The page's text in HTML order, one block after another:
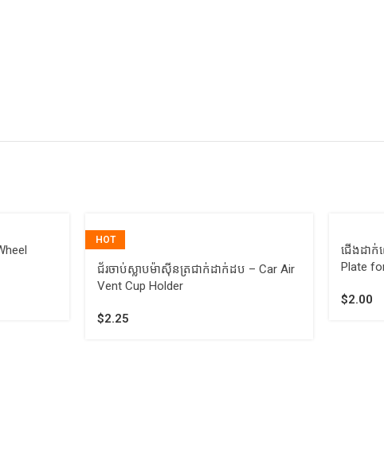
HOT
ជ័រចាប់ស្លាបម៉ាស៊ីនត្រជាក់ដាក់ដប – Car Air
Vent Cup Holder
$2.25
ជើងដាក់
Plate
$2.00